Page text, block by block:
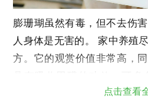
膨珊瑚虽然有毒，但不去伤
人身体是无害的。 家中养殖
方。它的观赏价值非常高，
点击查看